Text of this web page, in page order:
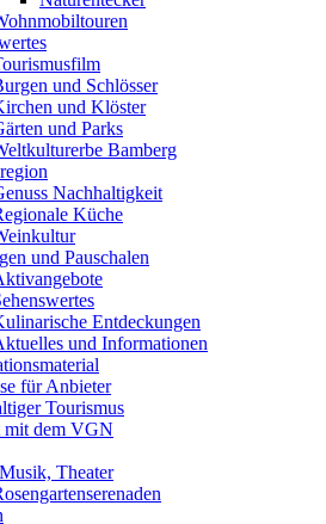
und Schlösser
und Klöster
und Parks
Bamberg
Nachhaltigkeit
Küche
und Pauschalen
Entdeckungen
und Informationen
für Anbieter
Tourismus
mit dem VGN
Theater